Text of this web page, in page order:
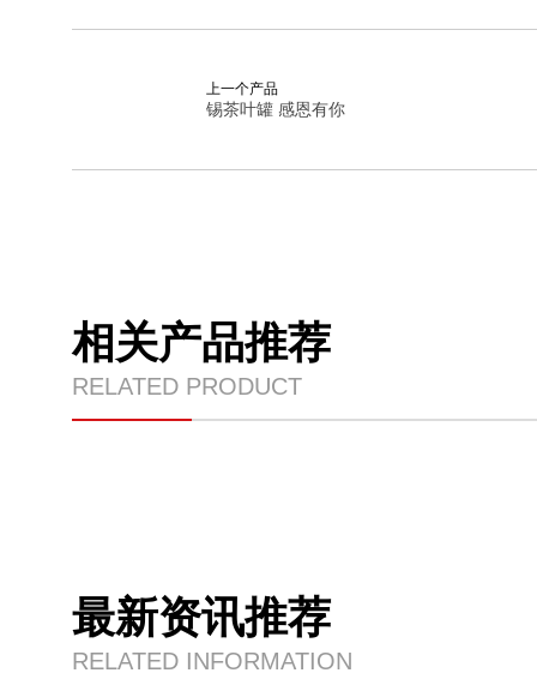
上一个产品
锡茶叶罐 感恩有你
相关产品推荐
RELATED PRODUCT